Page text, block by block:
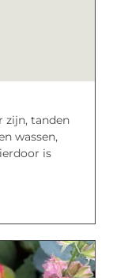
zijn, tanden
wassen,
is